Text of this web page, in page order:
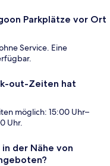
Parkplätze vor Ort
Service. Eine
out-Zeiten hat
möglich: 15:00 Uhr–
Uhr.
der Nähe von